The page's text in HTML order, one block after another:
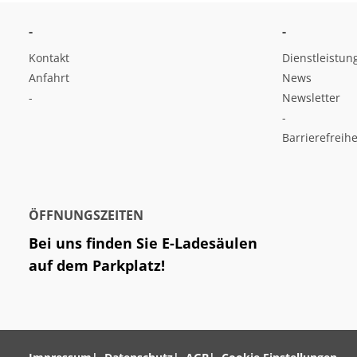
-
Kontakt
Anfahrt
-
-
News
Newsletter
-
ÖFFNUNGSZEITEN
Bei uns finden Sie E-Ladesäulen
auf dem Parkplatz!